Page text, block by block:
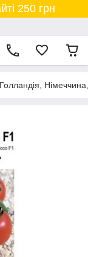
250 грн
Німеччина,